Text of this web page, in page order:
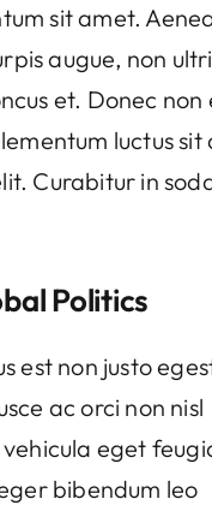
sit amet.
augue, non
et. Donec non
luctus sit
Curabitur in
Politics
est non justo
ac orci non nisl
eget
bibendum leo